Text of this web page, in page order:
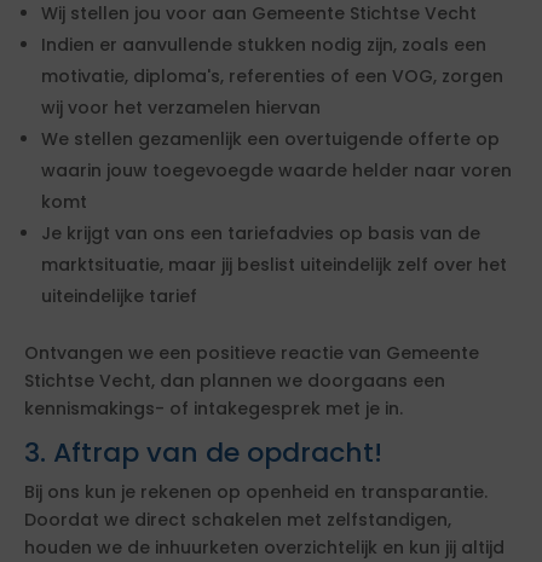
Wij stellen jou voor aan Gemeente Stichtse Vecht
Indien er aanvullende stukken nodig zijn, zoals een
motivatie, diploma's, referenties of een VOG, zorgen
wij voor het verzamelen hiervan
We stellen gezamenlijk een overtuigende offerte op
waarin jouw toegevoegde waarde helder naar voren
komt
Je krijgt van ons een tariefadvies op basis van de
marktsituatie, maar jij beslist uiteindelijk zelf over het
uiteindelijke tarief
Ontvangen we een positieve reactie van Gemeente
Stichtse Vecht, dan plannen we doorgaans een
kennismakings- of intakegesprek met je in.
3. Aftrap van de opdracht!
Bij ons kun je rekenen op openheid en transparantie.
Doordat we direct schakelen met zelfstandigen,
houden we de inhuurketen overzichtelijk en kun jij altijd